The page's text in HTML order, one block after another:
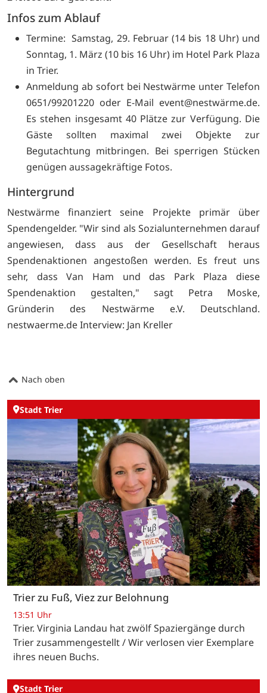
Infos zum Ablauf
Termine: Samstag, 29. Februar (14 bis 18 Uhr) und
Sonntag, 1. März (10 bis 16 Uhr) im Hotel Park Plaza
in Trier.
Anmeldung ab sofort bei Nestwärme unter Telefon
0651/99201220 oder E-Mail event@nestwärme.de.
Es stehen insgesamt 40 Plätze zur Verfügung. Die
Gäste sollten maximal zwei Objekte zur
Begutachtung mitbringen. Bei sperrigen Stücken
genügen aussagekräftige Fotos.
Hintergrund
Nestwärme finanziert seine Projekte primär über
Spendengelder. "Wir sind als Sozialunternehmen darauf
angewiesen, dass aus der Gesellschaft heraus
Spendenaktionen angestoßen werden. Es freut uns
sehr, dass Van Ham und das Park Plaza diese
Spendenaktion gestalten," sagt Petra Moske,
Gründerin des Nestwärme e.V. Deutschland.
nestwaerme.de Interview: Jan Kreller
Nach oben
Stadt Trier
Trier zu Fuß, Viez zur Belohnung
13:51 Uhr
Trier. Virginia Landau hat zwölf Spaziergänge durch
Trier zusammengestellt / Wir verlosen vier Exemplare
ihres neuen Buchs.
Stadt Trier